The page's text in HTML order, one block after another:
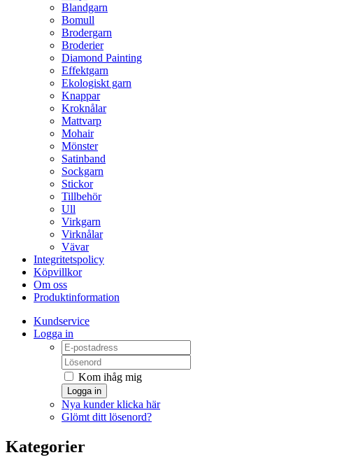
Blandgarn
Bomull
Brodergarn
Broderier
Diamond Painting
Effektgarn
Ekologiskt garn
Knappar
Kroknålar
Mattvarp
Mohair
Mönster
Satinband
Sockgarn
Stickor
Tillbehör
Ull
Virkgarn
Virknålar
Vävar
Integritetspolicy
Köpvillkor
Om oss
Produktinformation
Kundservice
Logga in
Kom ihåg mig
Logga in
Nya kunder klicka här
Glömt ditt lösenord?
Kategorier